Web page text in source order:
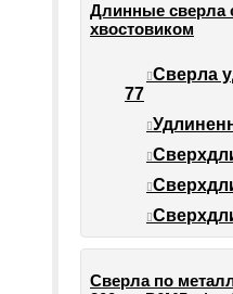
Длинные сверла
хвостовиком
Сверла
77
Сверла по